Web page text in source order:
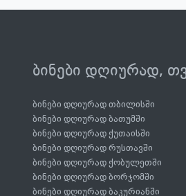
ბინები დღიურად,
ბინები დღიურად თბილისში
ბინები დღიურად ბათუმში
ბინები დღიურად ქუთაისში
ბინები დღიურად რუსთავში
ბინები დღიურად ქობულეთში
ბინები დღიურად ბორჯომში
ბინები დღიურად ბაკურიანში